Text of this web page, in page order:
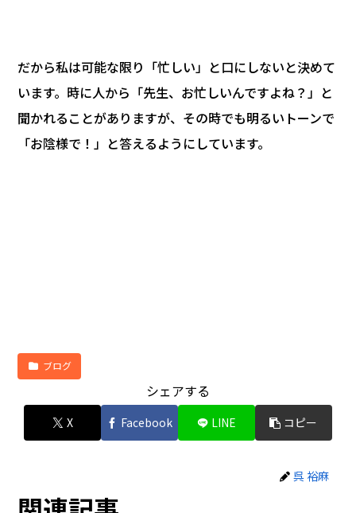
だから私は可能な限り「忙しい」と口にしないと決めて
います。時に人から「先生、お忙しいんですよね？」と
聞かれることがありますが、その時でも明るいトーンで
「お陰様で！」と答えるようにしています。
ブログ
シェアする
X Facebook LINE コピー
呉 裕麻